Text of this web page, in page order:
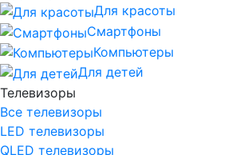
Для красоты
Смартфоны
Компьютеры
Для детей
Телевизоры
Все телевизоры
LED телевизоры
QLED телевизоры